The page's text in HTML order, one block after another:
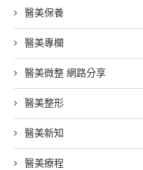
醫美保養
醫美專欄
醫美微整 網路分享
醫美整形
醫美新知
醫美療程